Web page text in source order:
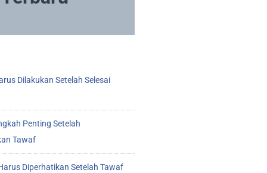
Dilakukan Setelah Selesai
Penting Setelah
Tawaf
Diperhatikan Setelah Tawaf